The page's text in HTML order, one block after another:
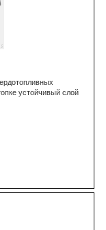
устойчивый слой